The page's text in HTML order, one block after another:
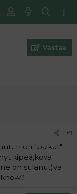
Vastaa
#1
on "paikat"
kipeä,kova
on sulanut)vai